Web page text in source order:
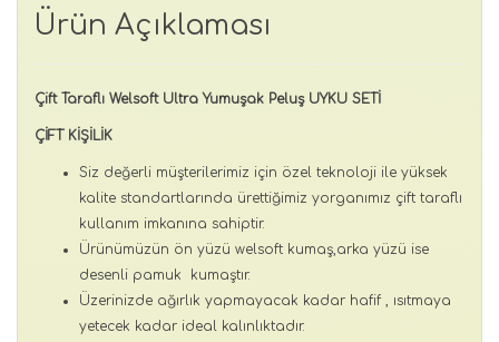
Ürün Açıklaması
Çift Taraflı Welsoft Ultra Yumuşak Peluş UYKU SETİ
ÇİFT KİŞİLİK
Siz değerli müşterilerimiz için özel teknoloji ile yüksek
kalite standartlarında ürettiğimiz yorganımız çift taraflı
kullanım imkanına sahiptir.
Ürünümüzün ön yüzü welsoft kumaş,arka yüzü ise
desenli pamuk kumaştır.
Üzerinizde ağırlık yapmayacak kadar hafif , ısıtmaya
yetecek kadar ideal kalınlıktadır.